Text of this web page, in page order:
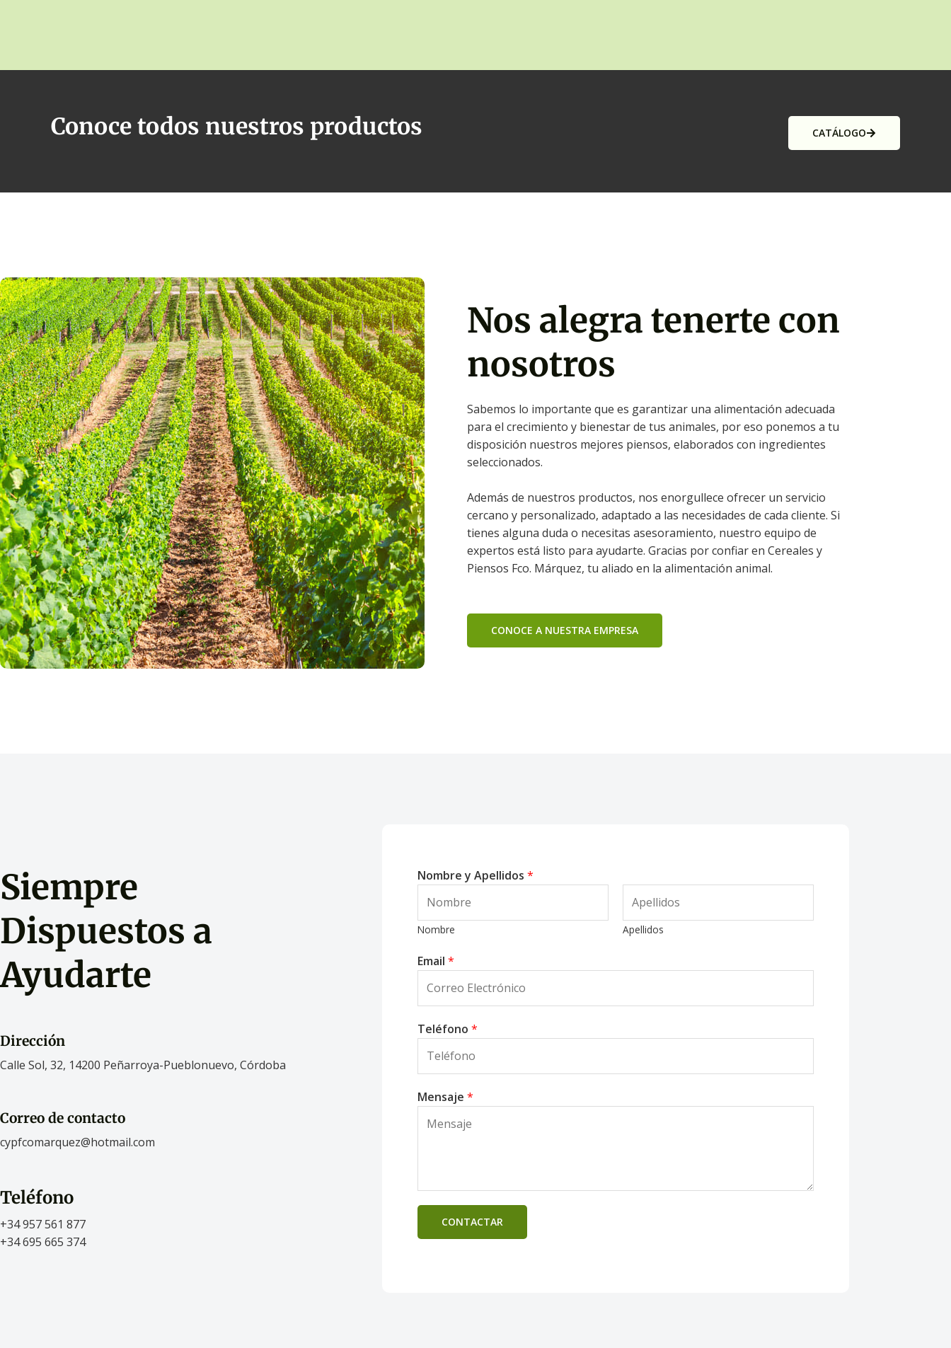
Conoce todos nuestros productos CATÁLOGO
Nos alegra tenerte con
nosotros
Sabemos lo importante que es garantizar una alimentación adecuada
para el crecimiento y bienestar de tus animales, por eso ponemos a tu
disposición nuestros mejores piensos, elaborados con ingredientes
seleccionados.
Además de nuestros productos, nos enorgullece ofrecer un servicio
cercano y personalizado, adaptado a las necesidades de cada cliente. Si
tienes alguna duda o necesitas asesoramiento, nuestro equipo de
expertos está listo para ayudarte. Gracias por confiar en Cereales y
Piensos Fco. Márquez, tu aliado en la alimentación animal.
CONOCE A NUESTRA EMPRESA
Siempre
Dispuestos a
Ayudarte
Dirección
Calle Sol, 32, 14200 Peñarroya-Pueblonuevo, Córdoba
Correo de contacto
cypfcomarquez@hotmail.com
Teléfono
+34 957 561 877
+34 695 665 374
Nombre y Apellidos *
Nombre Apellidos
Email *
Teléfono *
Mensaje *
CONTACTAR